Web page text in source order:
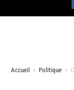
Accueil > Politique >